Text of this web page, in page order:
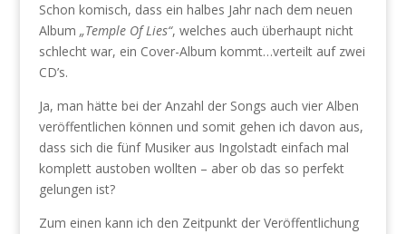
Schon komisch, dass ein halbes Jahr nach dem neuen
Album „Temple Of Lies“, welches auch überhaupt nicht
schlecht war, ein Cover-Album kommt…verteilt auf zwei
CD’s.
Ja, man hätte bei der Anzahl der Songs auch vier Alben
veröffentlichen können und somit gehen ich davon aus,
dass sich die fünf Musiker aus Ingolstadt einfach mal
komplett austoben wollten – aber ob das so perfekt
gelungen ist?
Zum einen kann ich den Zeitpunkt der Veröffentlichung